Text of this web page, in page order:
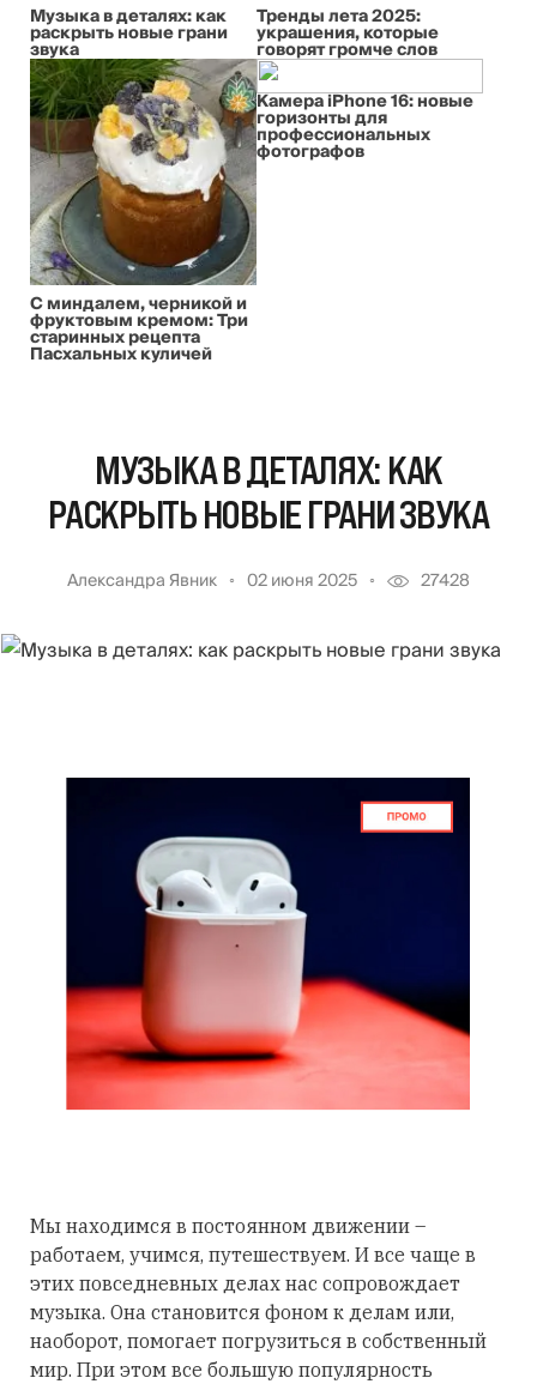
Музыка в деталях: как
раскрыть новые грани
звука
Тренды лета 2025:
украшения, которые
говорят громче слов
С миндалем, черникой и
фруктовым кремом: Три
старинных рецепта
Пасхальных куличей
Камера iPhone 16: новые
горизонты для
профессиональных
фотографов
МУЗЫКА В ДЕТАЛЯХ: КАК
РАСКРЫТЬ НОВЫЕ ГРАНИ ЗВУКА
Александра Явник 02 июня 2025 27428
Мы находимся в постоянном движении –
работаем, учимся, путешествуем. И все чаще в
этих повседневных делах нас сопровождает
музыка. Она становится фоном к делам или,
наоборот, помогает погрузиться в собственный
мир. При этом все большую популярность